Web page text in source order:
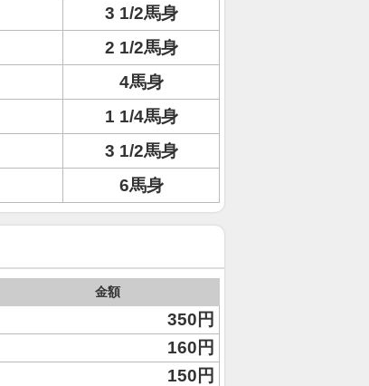
3 1/2馬身
2 1/2馬身
4馬身
1 1/4馬身
3 1/2馬身
6馬身
金額
350円
160円
150円